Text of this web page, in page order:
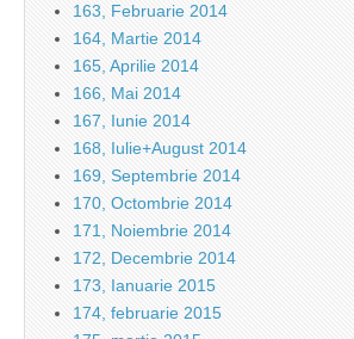
163, Februarie 2014
164, Martie 2014
165, Aprilie 2014
166, Mai 2014
167, Iunie 2014
168, Iulie+August 2014
169, Septembrie 2014
170, Octombrie 2014
171, Noiembrie 2014
172, Decembrie 2014
173, Ianuarie 2015
174, februarie 2015